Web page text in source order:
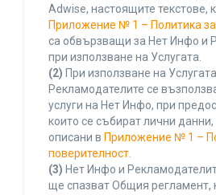
Adwise, настоящите текстове,
Приложение № 1 – Политика
са обвързващи за Нет Инфо и
при използване на Услугата.
(2) При използване на
Рекламодателите се
услуги на Нет Инфо, при
които се събират лични
описани в Приложение № 1 –
поверителност.
(3) Нет Инфо и
ще спазват Общия регламент,